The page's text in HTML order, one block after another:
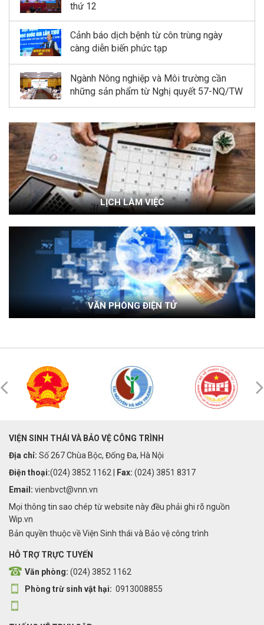
thứ 12
Cảnh báo dịch bệnh từ côn trùng ngày
càng diễn biến phức tạp
Ngành Nông nghiệp và Môi trường cần
những sản phẩm từ Nghị quyết 57-NQ/TW
LỊCH LÀM VIỆC
VĂN PHÒNG ĐIỆN TỬ
VIỆN SINH THÁI VÀ BẢO VỆ CÔNG TRÌNH
Địa chỉ: Số 267 Chùa Bộc, Đống Đa, Hà Nội
Điện thoại:(024) 3852 1162 | Fax: (024) 3851 8317
Email: vienbvct@vnn.vn
Mọi thông tin sao chép từ website này đều phải ghi rõ nguồn
Wip.vn
Bản quyền thuộc về Viện Sinh thái và Bảo vệ công trình
HỖ TRỢ TRỰC TUYẾN
Văn phòng: (024) 3852 1162
Phòng trừ sinh vật hại: 0913008855